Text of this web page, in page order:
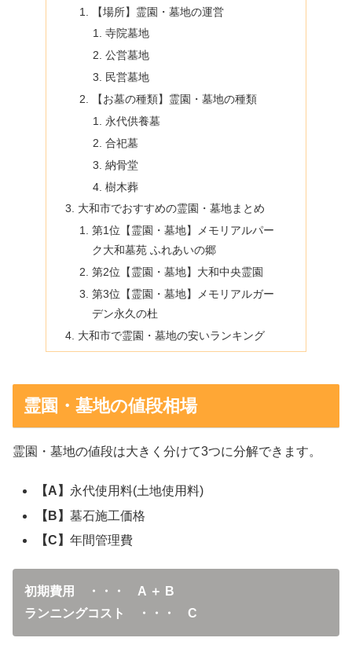
【場所】霊園・墓地の運営
寺院墓地
公営墓地
民営墓地
【お墓の種類】霊園・墓地の種類
永代供養墓
合祀墓
納骨堂
樹木葬
大和市でおすすめの霊園・墓地まとめ
第1位【霊園・墓地】メモリアルパー
ク大和墓苑 ふれあいの郷
第2位【霊園・墓地】大和中央霊園
第3位【霊園・墓地】メモリアルガー
デン永久の杜
大和市で霊園・墓地の安いランキング
霊園・墓地の値段相場
霊園・墓地の値段は大きく分けて3つに分解できます。
【A】 永代使用料(土地使用料)
【B】墓石施工価格
【C】年間管理費
初期費用 ・・・ A ＋ B
ランニングコスト ・・・ C